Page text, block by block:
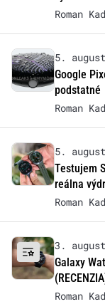
Roman
5.
Google
podstatné
Roman
5.
Testujem
reálna
Roman
3.
Galaxy
Roman